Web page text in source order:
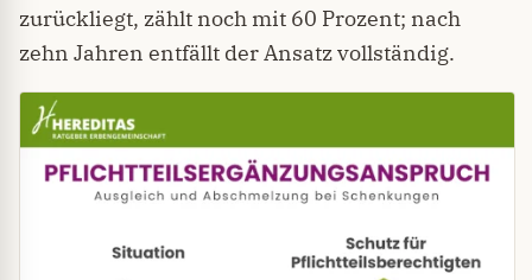
zurückliegt, zählt noch mit 60 Prozent; nach
zehn Jahren entfällt der Ansatz vollständig.